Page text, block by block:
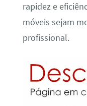
rapidez e
móveis sejam
profissional.